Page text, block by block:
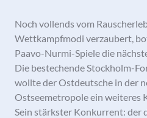
Noch vollends vom
Wettkampfmodi verzaubert,
Paavo-Nurmi-Spiele die
Die bestechende Stockholm-
wollte der Ostdeutsche in der
Ostseemetropole ein weiteres
Sein stärkster Konkurrent: der